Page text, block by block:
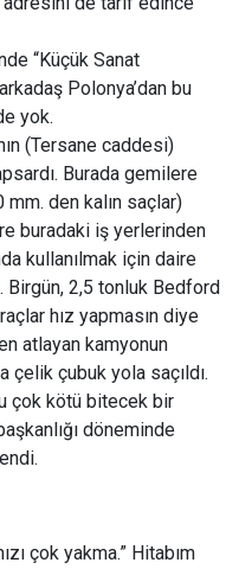
“Küçük Sanat
Polonya’dan bu
yok.
(Tersane caddesi)
Burada gemilere
den kalın saçlar)
buradaki iş yerlerinden
kullanılmak için daire
Birgün, 2,5 tonluk Bedford
hız yapmasın diye
atlayan kamyonun
çelik çubuk yola saçıldı.
çok kötü bitecek bir
döneminde
çok yakma.” Hitabım